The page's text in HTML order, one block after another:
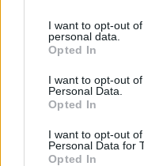
I want to opt-out
personal data.
Opted In
I want to opt-out
Personal Data.
Opted In
I want to opt-out
Personal Data for
Opted In
Υβριδική
τεχνική χωρίς
ταχύτερη
Ρινοπλαστική
σύγχρονη
ακρίβεια και